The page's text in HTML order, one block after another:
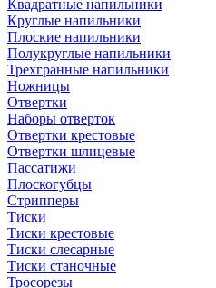
Квадратные напильники
Круглые напильники
Плоские напильники
Полукруглые напильники
Трехгранные напильники
Ножницы
Отвертки
Наборы отверток
Отвертки крестовые
Отвертки шлицевые
Пассатижи
Плоскогубцы
Стрипперы
Тиски
Тиски крестовые
Тиски слесарные
Тиски станочные
Тросорезы